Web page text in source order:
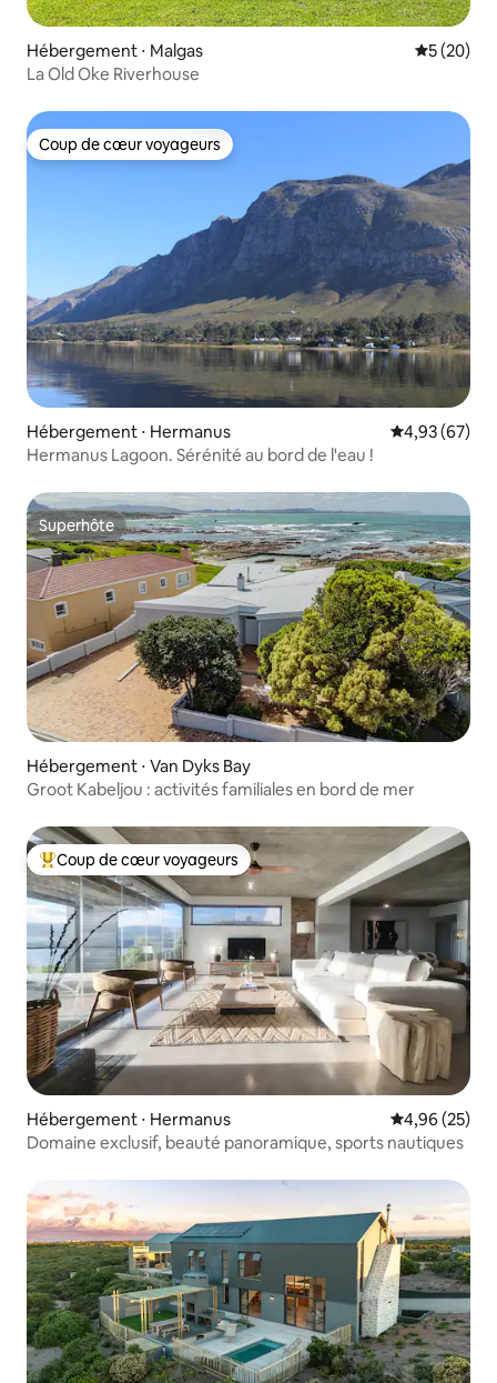
Hébergement ⋅ Malgas
5 (20)
La Old Oke Riverhouse
Coup de cœur voyageurs
Coup de cœur voyageurs
Hébergement ⋅ Hermanus Évaluation
4,93 (67)
Hermanus Lagoon. Sérénité au bord de l'eau !
Superhôte
Superhôte
Hébergement ⋅ Van Dyks Bay
Groot Kabeljou : activités familiales en bord de mer
Coups de cœur voyageurs les plus appréciés
Coup de cœur voyageurs
Hébergement ⋅ Hermanus Évaluation
4,96 (25)
Domaine exclusif, beauté panoramique, sports nautiques